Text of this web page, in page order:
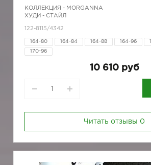
КОЛЛЕКЦИЯ - MORGANNA
ХУДИ - СТАЙЛ
122-8115/4342
164-80 164-84 164-88 164-96
170-96
10 610 руб
Читать отзывы 0